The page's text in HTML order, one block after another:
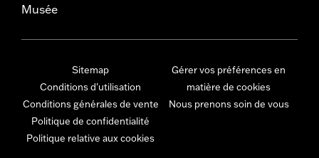
Musée
Sitemap
Conditions d'utilisation
Conditions générales de vente
Politique de confidentialité
Politique relative aux cookies
Gérer vos préférences en
matière de cookies
Nous prenons soin de vous